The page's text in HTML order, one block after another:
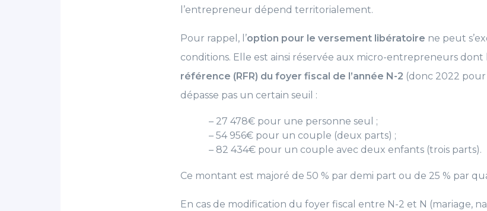
l’entrepreneur dépend territorialement.
Pour rappel, l’option pour le versement libératoire ne peut
conditions. Elle est ainsi réservée aux micro-entrepreneurs dont
référence (RFR) du foyer fiscal de l’année N-2 (donc 2022
dépasse pas un certain seuil :
– 27 478€ pour une personne seul ;
– 54 956€ pour un couple (deux parts) ;
– 82 434€ pour un couple avec deux enfants (trois parts).
Ce montant est majoré de 50 % par demi part ou de 25 % par
En cas de modification du foyer fiscal entre N-2 et N (mariage,